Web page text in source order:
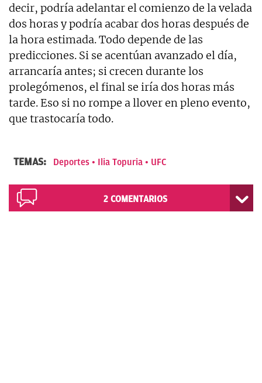
decir, podría adelantar el comienzo de la velada
dos horas y podría acabar dos horas después de
la hora estimada. Todo depende de las
predicciones. Si se acentúan avanzado el día,
arrancaría antes; si crecen durante los
prolegómenos, el final se iría dos horas más
tarde. Eso si no rompe a llover en pleno evento,
que trastocaría todo.
TEMAS: Deportes Ilia Topuria UFC
2 COMENTARIOS